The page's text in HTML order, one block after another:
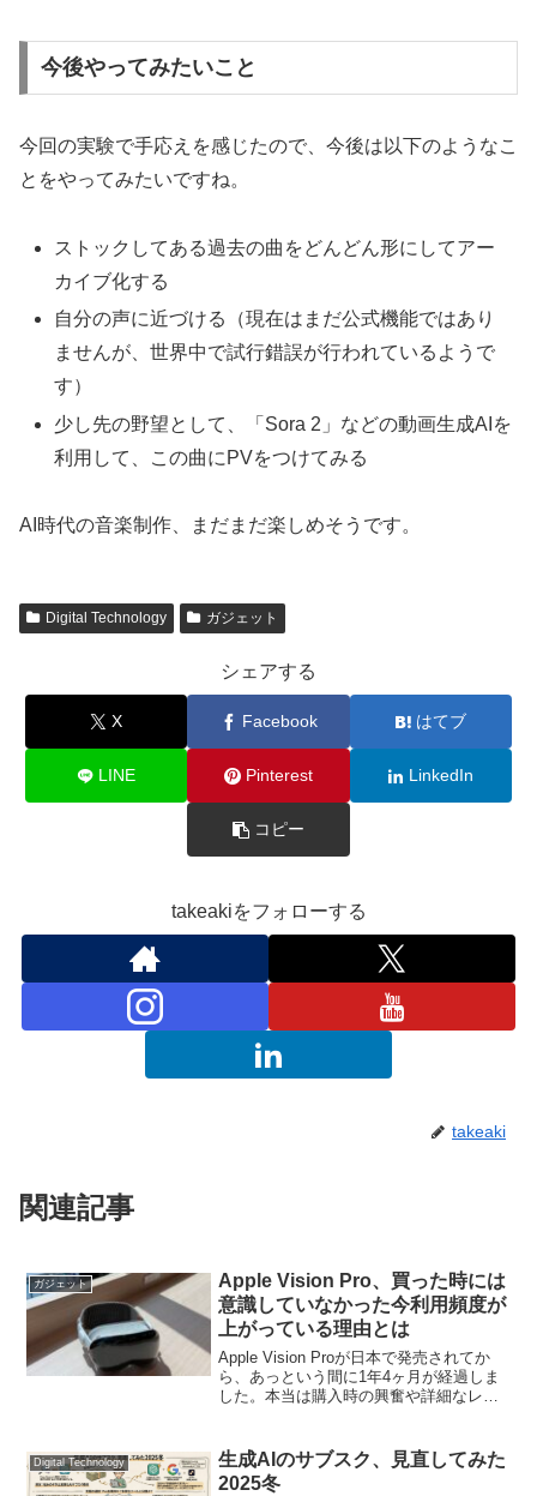
今後やってみたいこと
今回の実験で手応えを感じたので、今後は以下のようなこ
とをやってみたいですね。
ストックしてある過去の曲をどんどん形にしてアー
カイブ化する
自分の声に近づける（現在はまだ公式機能ではあり
ませんが、世界中で試行錯誤が行われているようで
す）
少し先の野望として、「Sora 2」などの動画生成AIを
利用して、この曲にPVをつけてみる
AI時代の音楽制作、まだまだ楽しめそうです。
Digital Technology ガジェット
シェアする
X Facebook はてブ
LINE Pinterest LinkedIn
コピー
takeakiをフォローする
takeaki
関連記事
ガジェット
Apple Vision Pro、買った時には
意識していなかった今利用頻度が
上がっている理由とは
Apple Vision Proが日本で発売されてか
ら、あっという間に1年4ヶ月が経過しま
した。本当は購入時の興奮や詳細なレビ
んな中、最近、購入当初は全く意識して
いなか...
Digital Technology
生成AIのサブスク、見直してみた
2025冬